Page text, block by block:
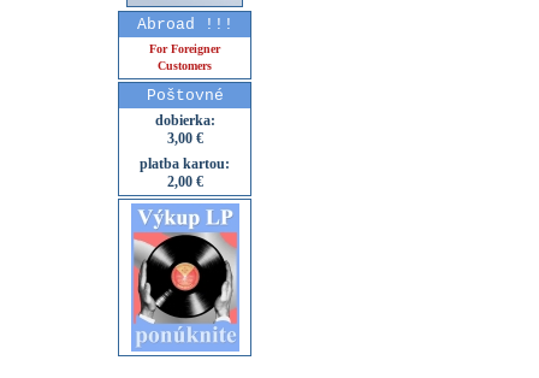
Abroad !!!
For Foreigner
Customers
Poštovné
dobierka:
3,00 €
platba kartou:
2,00 €